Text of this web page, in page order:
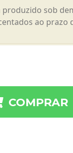
sob
ao prazo
COMPRAR